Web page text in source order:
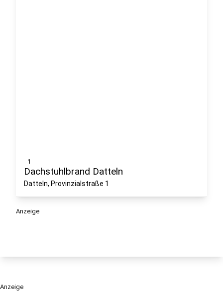
1
Dachstuhlbrand Datteln
Datteln, Provinzialstraße 1
Anzeige
Anzeige